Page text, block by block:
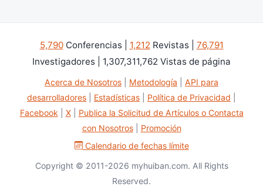
5,790Conferencias | 1,212 Revistas | 76,791
Investigadores | 1,307,311,762 Vistas de página
Acerca de Nosotros Metodología
API para
desarrolladores
Estadísticas Política de Privacidad
Facebook
X| Publica la Solicitud de Artículos o Contacta
con Nosotros| Promoción
Calendario de fechas límite
Copyright © 2011-2026 myhuiban.com. All Rights
Reserved.